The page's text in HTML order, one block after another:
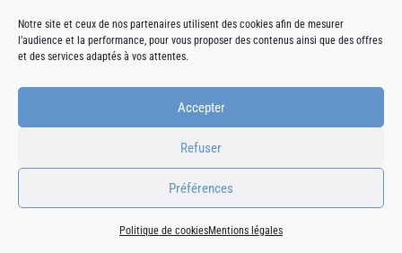
Notre site et ceux de nos partenaires utilisent des cookies afin de mesurer
l’audience et la performance, pour vous proposer des contenus ainsi que des offres
et des services adaptés à vos attentes.
Accepter
Refuser
Préférences
Politique de cookiesMentions légales
Conditions Générales de Vente
© 2020 – BFL France |Mentions Légales|Conditions Générales de